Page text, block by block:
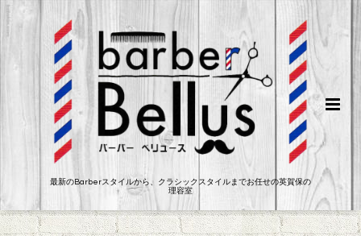
最新のBarberスタイルから、クラシックスタイルまでお任せの英賀保の
理容室